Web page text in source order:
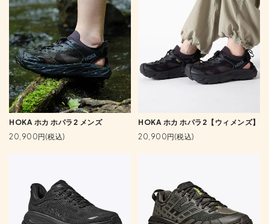
HOKA ホカ ホパラ2 メンズ
20,900円(税込)
HOKA ホカ ホパラ2【ウィメンズ】
20,900円(税込)